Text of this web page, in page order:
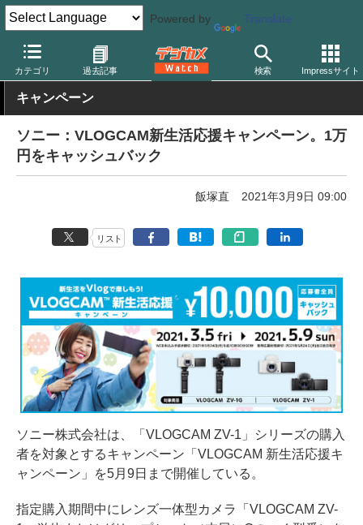
Powered by Translate
カテゴリ 過去記事 検索 Impressサイト
デジカメ Watch カメラ レンズ一体型（コンパクト）カメラ ソ
キャンペーン
ソニー：VLOGCAM新生活応援キャンペーン。1万
円をキャッシュバック
飯塚直 2021年3月9日 09:00
リスト
ソニー株式会社は、「VLOGCAM ZV-1」シリーズの購入
者を対象とするキャンペーン「VLOGCAM 新生活応援キ
ャンペーン」を5月9日まで開催している。
指定購入期間中にレンズ一体型カメラ「VLOGCAM ZV-